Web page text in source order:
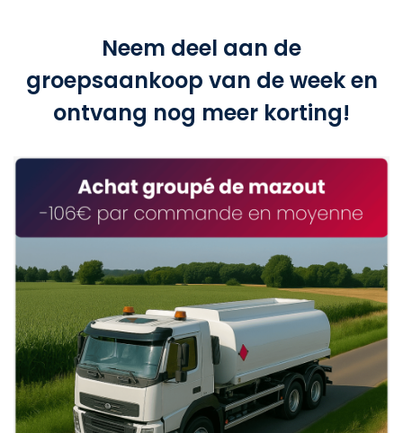
Neem deel aan de
groepsaankoop van de week en
ontvang nog meer korting!